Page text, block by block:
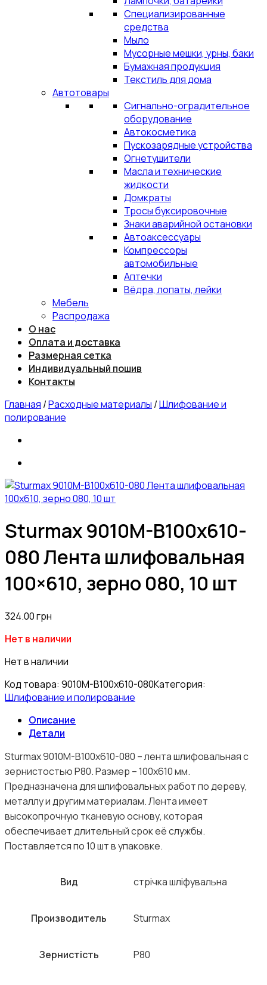
Специализированные
средства
Мыло
Мусорные мешки, урны, баки
Бумажная продукция
Текстиль для дома
Автотовары
Сигнально-оградительное
оборудование
Автокосметика
Пускозарядные устройства
Огнетушители
Масла и технические
жидкости
Домкраты
Тросы буксировочные
Знаки аварийной остановки
Автоаксессуары
Компрессоры
автомобильные
Аптечки
Вёдра, лопаты, лейки
Мебель
Распродажа
О нас
Оплата и доставка
Размерная сетка
Индивидуальный пошив
Контакты
Главная /Расходные материалы /Шлифование и
полирование
Sturmax 9010M-B100x610-
080 Лента шлифовальная
100×610, зерно 080, 10 шт
324.00грн
Нет в наличии
Нет в наличии
Код товара: 9010M-B100x610-080Категория:
Шлифование и полирование
Описание
Детали
Sturmax 9010M-B100x610-080 – лента шлифовальная с
зернистостью Р80. Размер – 100х610 мм.
Предназначена для шлифовальных работ по дереву,
металлу и другим материалам. Лента имеет
высокопрочную тканевую основу, которая
обеспечивает длительный срок её службы.
Поставляется по 10 шт в упаковке.
Вид стрічка шліфувальна
Производитель Sturmax
Зернистість Р80